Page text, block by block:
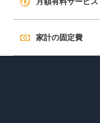
家計の固定費